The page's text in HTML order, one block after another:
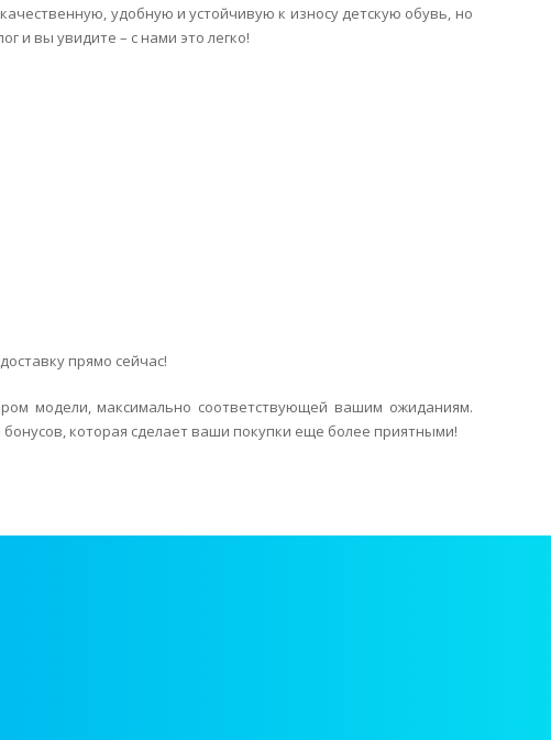
удобную и устойчивую к износу детскую обувь, но
и вы увидите – с нами это легко!
прямо сейчас!
модели, максимально соответствующей вашим ожиданиям.
которая сделает ваши покупки еще более приятными!